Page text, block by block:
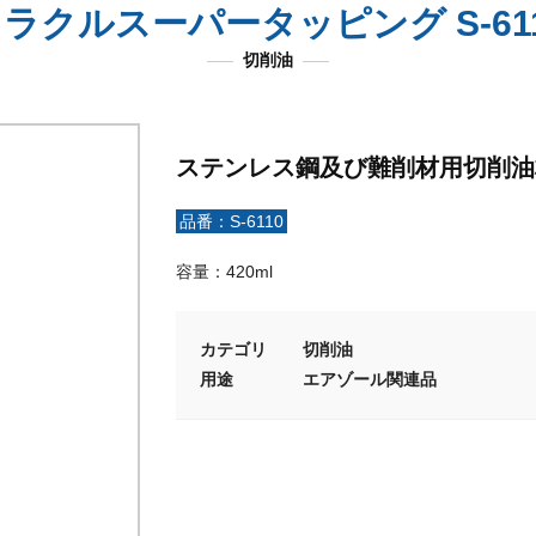
クルスーパータッピング S-
切削油
ステンレス鋼及び難削材用切削
品番：S-6110
容量：420ml
カテゴリ
切削油
用途
エアゾール関連品